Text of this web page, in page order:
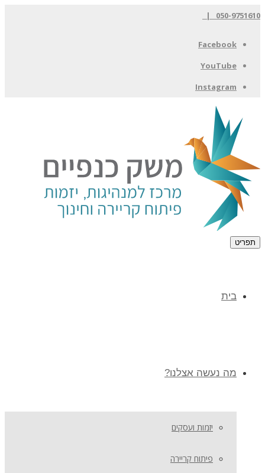
050-9751610 |
Facebook
YouTube
Instagram
תפריט
בית
מה נעשה אצלנו?
יזמות ועסקים
פיתוח קריירה